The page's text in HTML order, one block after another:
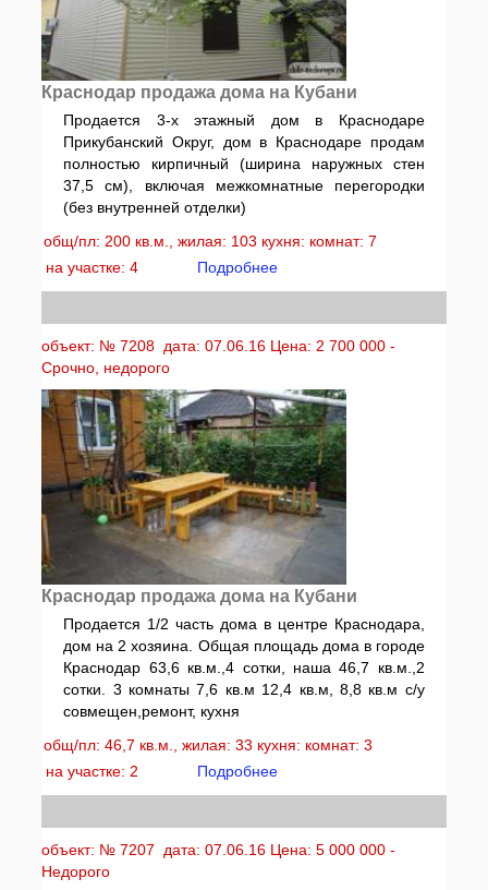
Краснодар продажа дома на Кубани
Продается 3-х этажный дом в Краснодаре
Прикубанский Округ, дом в Краснодаре продам
полностью кирпичный (ширина наружных стен
37,5 см), включая межкомнатные перегородки
(без внутренней отделки)
общ/пл: 200 кв.м., жилая: 103 кухня: комнат: 7
на участке: 4
Подробнее
объект: № 7208 дата: 07.06.16 Цена: 2 700 000 -
Срочно, недорого
Краснодар продажа дома на Кубани
Продается 1/2 часть дома в центре Краснодара,
дом на 2 хозяина. Общая площадь дома в городе
Краснодар 63,6 кв.м.,4 сотки, наша 46,7 кв.м.,2
сотки. 3 комнаты 7,6 кв.м 12,4 кв.м, 8,8 кв.м с/у
совмещен,ремонт, кухня
общ/пл: 46,7 кв.м., жилая: 33 кухня: комнат: 3
на участке: 2
Подробнее
объект: № 7207 дата: 07.06.16 Цена: 5 000 000 -
Недорого